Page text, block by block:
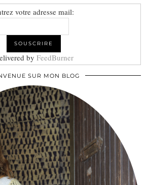
votre adresse mail:
by FeedBurner
SUR MON BLOG